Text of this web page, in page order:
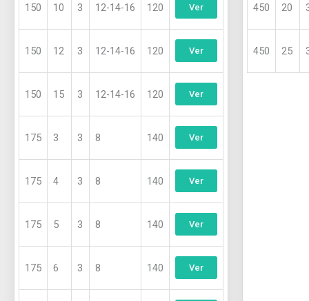
150 10 3 12-14-16 120 Ver
150 12 3 12-14-16 120 Ver
150 15 3 12-14-16 120 Ver
175 3 3 8 140 Ver
175 4 3 8 140 Ver
175 5 3 8 140 Ver
175 6 3 8 140 Ver
450 20
450 25